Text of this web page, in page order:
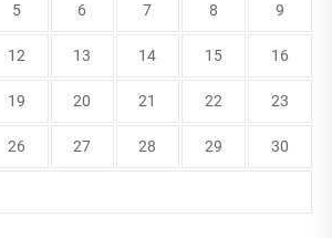
5 6 7 8 9
12 13 14 15 16
19 20 21 22 23
26 27 28 29 30